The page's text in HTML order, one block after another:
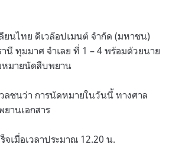
ยนไทย ดีเวล๊อปเมนต์ จำกัด (มหาชน)
นี ทุมมาศ จำเลย ที่ 1 – 4 พร้อมด้วยนาย
หมายนัดสืบพยาน
ชนว่า การนัดหมายในวันนี้ ทางศาล
านเอกสาร
เมื่อเวลาประมาณ 12.20 น.